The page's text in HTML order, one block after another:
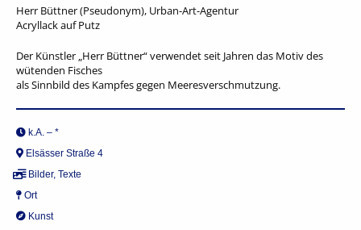
Herr Büttner (Pseudonym), Urban-Art-Agentur
Acryllack auf Putz
Der Künstler „Herr Büttner“ verwendet seit Jahren das Motiv des
wütenden Fisches
als Sinnbild des Kampfes gegen Meeresverschmutzung.
k.A. – *
Elsässer Straße 4
Bilder, Texte
Ort
Kunst